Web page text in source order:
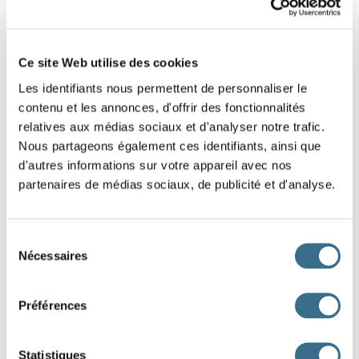
Ce site Web utilise des cookies
Les identifiants nous permettent de personnaliser le
contenu et les annonces, d'offrir des fonctionnalités
relatives aux médias sociaux et d'analyser notre trafic.
Nous partageons également ces identifiants, ainsi que
d'autres informations sur votre appareil avec nos
partenaires de médias sociaux, de publicité et d'analyse.
Nécessaires
Préférences
Statistiques
Présent
que tu surmoul